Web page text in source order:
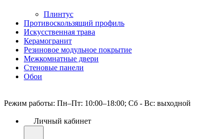
Плинтус
Противоскользящий профиль
Искусственная трава
Керамогранит
Резиновое модульное покрытие
Межкомнатные двери
Стеновые панели
Обои
Режим работы: Пн–Пт: 10:00–18:00; Сб - Вс: выходной
Личный кабинет